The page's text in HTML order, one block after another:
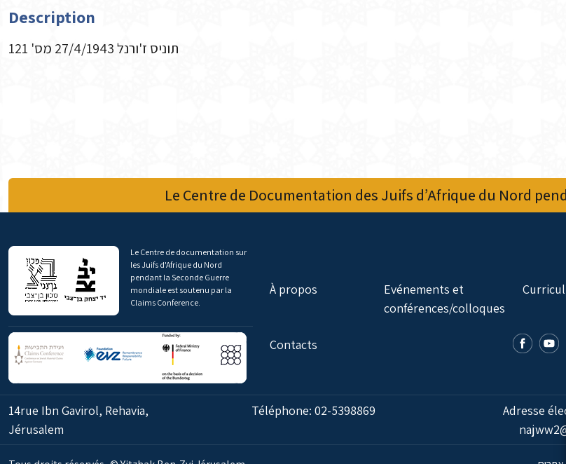
Description
תוניס ז'ורנל 27/4/1943 מס' 121
Le Centre de Documentation des Juifs d’Afrique du Nord
Le Centre de documentation sur
les Juifs d'Afrique du Nord
pendant la Seconde Guerre
mondiale est soutenu par la
Claims Conference.
À propos
Evénements et
conférences/colloques
Contacts
14rue Ibn Gavirol, Rehavia,
Jérusalem
Téléphone:02-5398869
Adresse